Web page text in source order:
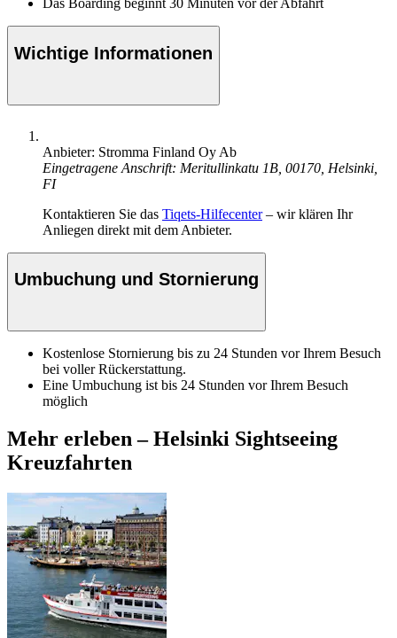
Das Boarding beginnt 30 Minuten vor der Abfahrt
Wichtige Informationen
Anbieter: Stromma Finland Oy Ab
Eingetragene Anschrift: Meritullinkatu 1B, 00170, Helsinki,
FI
Kontaktieren Sie das Tiqets-Hilfecenter– wir klären Ihr
Anliegen direkt mit dem Anbieter.
Umbuchung und Stornierung
Kostenlose Stornierung bis zu 24 Stunden vor Ihrem Besuch
bei voller Rückerstattung.
Eine Umbuchung ist bis 24 Stunden vor Ihrem Besuch
möglich
Mehr erleben – Helsinki Sightseeing
Kreuzfahrten